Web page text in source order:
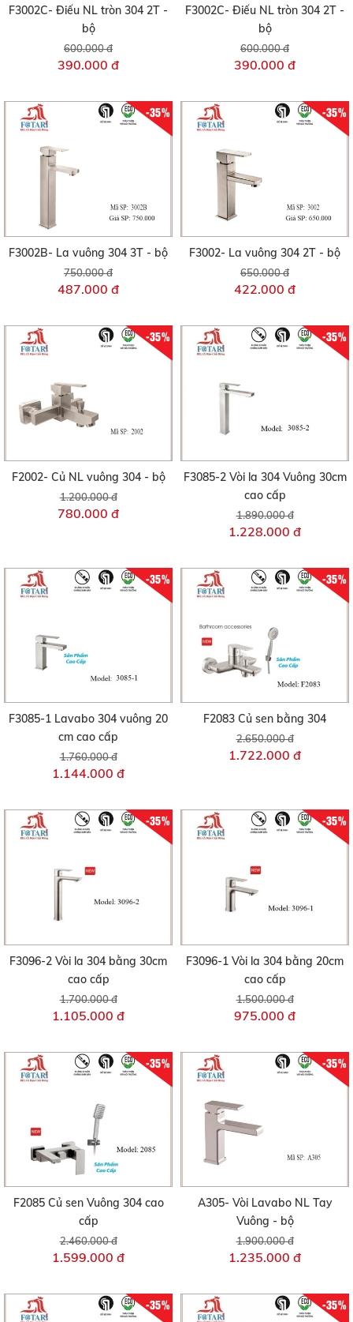
F3002C- Điếu NL tròn 304 2T -
bộ
600.000 đ
390.000 đ
F3002C- Điếu NL tròn 304 2T -
bộ
600.000 đ
390.000 đ
-35%
F3002B- La vuông 304 3T - bộ
750.000 đ
487.000 đ
-35%
F3002- La vuông 304 2T - bộ
650.000 đ
422.000 đ
-35%
F2002- Củ NL vuông 304 - bộ
1.200.000 đ
780.000 đ
-35%
F3085-2 Vòi la 304 Vuông 30cm
cao cấp
1.890.000 đ
1.228.000 đ
-35%
F3085-1 Lavabo 304 vuông 20
cm cao cấp
1.760.000 đ
1.144.000 đ
-35%
F2083 Củ sen bằng 304
2.650.000 đ
1.722.000 đ
-35%
F3096-2 Vòi la 304 bằng 30cm
cao cấp
1.700.000 đ
1.105.000 đ
-35%
F3096-1 Vòi la 304 bằng 20cm
cao cấp
1.500.000 đ
975.000 đ
-35%
F2085 Củ sen Vuông 304 cao
cấp
2.460.000 đ
1.599.000 đ
-35%
A305- Vòi Lavabo NL Tay
Vuông - bộ
1.900.000 đ
1.235.000 đ
-35% -35%